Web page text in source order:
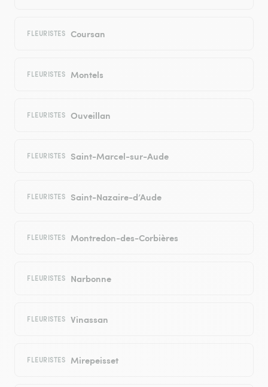
FLEURISTES Coursan
FLEURISTES Montels
FLEURISTES Ouveillan
FLEURISTES Saint-Marcel-sur-Aude
FLEURISTES Saint-Nazaire-d’Aude
FLEURISTES Montredon-des-Corbières
FLEURISTES Narbonne
FLEURISTES Vinassan
FLEURISTES Mirepeisset